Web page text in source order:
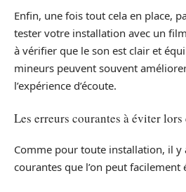
Enfin, une fois tout cela en place,
tester votre installation avec un
à vérifier que le son est clair et
mineurs peuvent souvent
l’expérience d’écoute.
Les erreurs courantes à éviter
Comme pour toute installation, il y
courantes que l’on peut facilement